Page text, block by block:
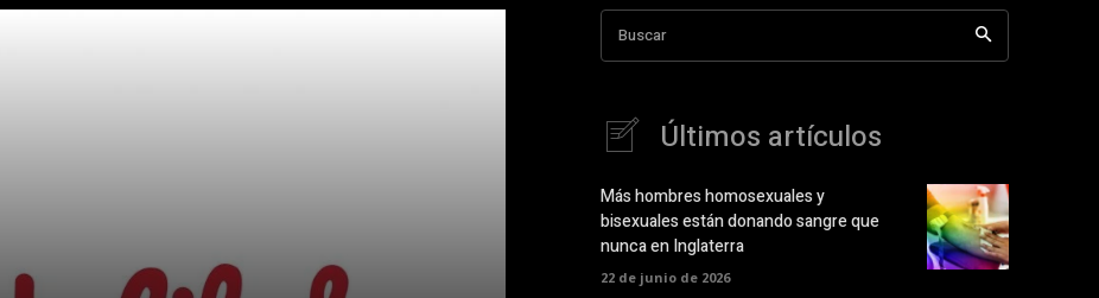
Buscar
Últimos artículos
Más hombres homosexuales y
bisexuales están donando sangre que
nunca en Inglaterra
22 de junio de 2026